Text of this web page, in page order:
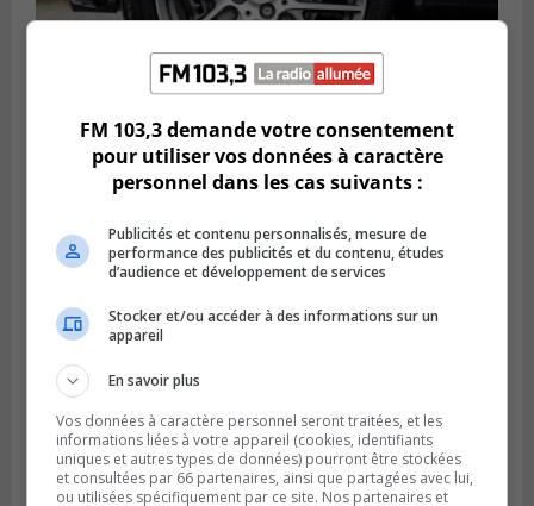
LONGUEUIL
Publié le 6 août 2026 à 11h58
Des jeunes ciblent la Montérégie pour
FM 103,3 demande votre consentement
pour utiliser vos données à caractère
personnel dans les cas suivants :
Publicités et contenu personnalisés, mesure de
performance des publicités et du contenu, études
d’audience et développement de services
Stocker et/ou accéder à des informations sur un
appareil
En savoir plus
Vos données à caractère personnel seront traitées, et les
informations liées à votre appareil (cookies, identifiants
uniques et autres types de données) pourront être stockées
et consultées par 66 partenaires, ainsi que partagées avec lui,
ou utilisées spécifiquement par ce site. Nos partenaires et